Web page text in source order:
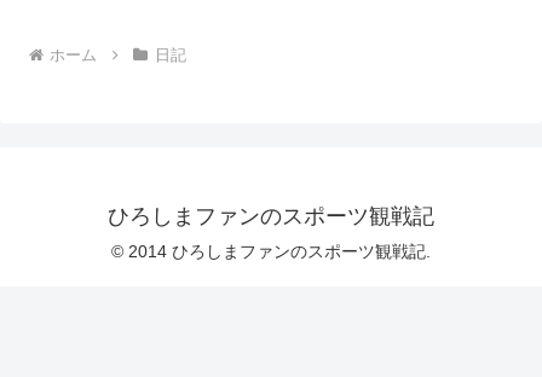
ホーム 日記
ひろしまファンのスポーツ観戦記
© 2014 ひろしまファンのスポーツ観戦記.